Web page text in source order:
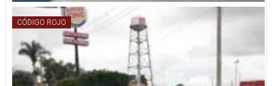
CÓDIGO ROJO